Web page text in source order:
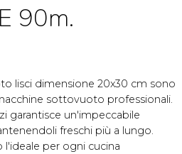
90m.
lisci dimensione 20x30 cm sono
sottovuoto professionali.
garantisce un'impeccabile
freschi più a lungo.
l'ideale per ogni cucina